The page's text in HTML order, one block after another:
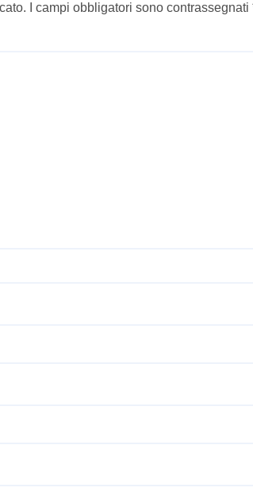
I campi obbligatori sono contrassegnati